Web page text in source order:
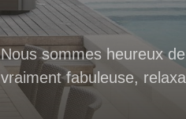
Nous sommes heureux
vraiment fabuleuse,